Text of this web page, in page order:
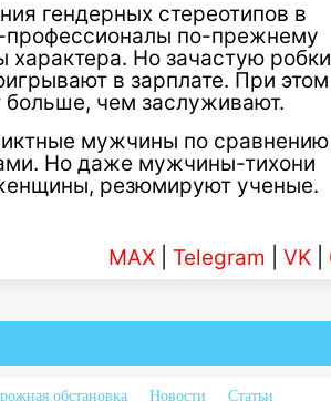
гендерных стереотипов в
по-прежнему
Но зачастую
в зарплате. При этом
больше, чем заслуживают.
мужчины по
Но даже мужчины-тихони
резюмируют ученые.
MAX Telegram VK
обстановка Новости
Статьи